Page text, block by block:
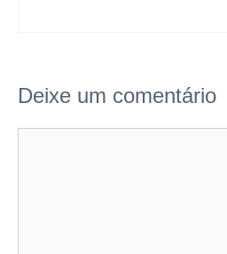
Deixe um comentário